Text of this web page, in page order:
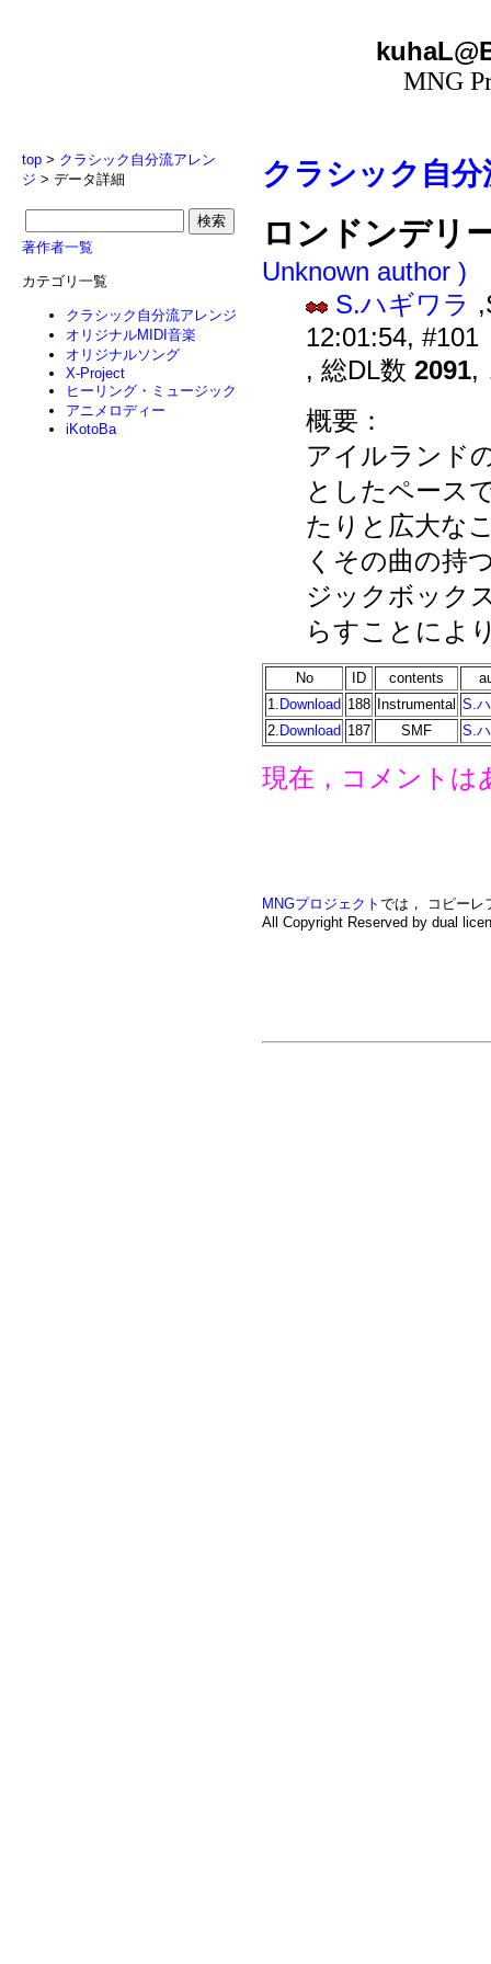
MNG
top > クラシック自分流アレン
ジ > データ詳細
著作者一覧
カテゴリ一覧
クラシック自分流アレンジ
オリジナルMIDI音楽
オリジナルソング
X-Project
ヒーリング・ミュージック
アニメロディー
iKotoBa
クラシック自
ロンドンデリ
Unknown author )
S.ハギワラ
12:01:54, #101
, 総DL数 2091,
概要：
アイルランド
としたペース
たりと広大な
くその曲の持
ジックボック
らすことによ
No ID contents
1. Download 188 Instrumental S.
2. Download 187 SMF S.
現在，コメントは
MNGプロジェクト では， コピーレ
All Copyright Reserved by dual